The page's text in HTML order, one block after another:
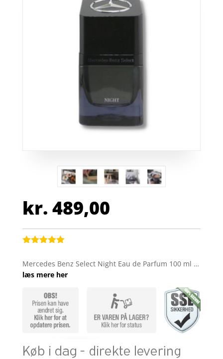
kr. 489,00
ud af 5
baseret på
Mercedes Benz Select Night Eau de Parfum 100 ml …
læs mere her